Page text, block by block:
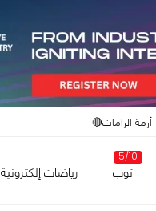
أزمة الرامات🔴
5/10
توب رياضات إلكترونية